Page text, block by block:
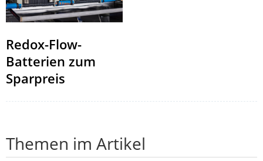
Redox-Flow-
Batterien zum
Sparpreis
Themen im Artikel